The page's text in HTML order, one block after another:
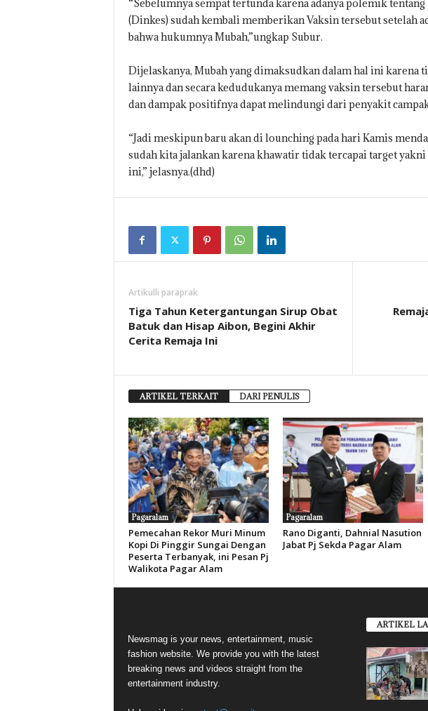
“Sebelumnya sempat tertunda karena adanya polemik
(Dinkes) sudah kembali memberikan Vaksin tersebut setelah
bahwa hukumnya Mubah,”ungkap Subur.
Dijelaskanya, Mubah yang dimaksudkan dalam hal ini karena
lainnya dan secara kedudukanya memang vaksin tersebut
dan dampak positifnya dapat melindungi dari penyakit
“Jadi meskipun baru akan di lounching pada hari Kamis
sudah kita jalankan karena khawatir tidak tercapai target
ini,” jelasnya.(dhd)
Artikulli paraprak
Tiga Tahun Ketergantungan Sirup Obat
Batuk dan Hisap Aibon, Begini Akhir
Cerita Remaja Ini
ARTIKEL TERKAIT DARI PENULIS
Pagaralam
Pemecahan Rekor Muri Minum
Kopi Di Pinggir Sungai Dengan
Peserta Terbanyak, ini Pesan Pj
Walikota Pagar Alam
Pagaralam
Rano Diganti, Dahnial Nasution
Jabat Pj Sekda Pagar Alam
Newsmag is your news, entertainment, music
fashion website. We provide you with the latest
breaking news and videos straight from the
entertainment industry.
ARTIKEL